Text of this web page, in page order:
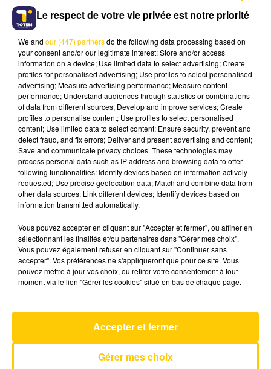
Fumigènes et portes-voix au programme de l'avant-
soirée de la demi-finale à Brive contre Montauban
Crédit :Stéphane Jacquemin © 2025 Totem
LES DERNIERES INFOS
Le respect de votre vie privée est notre priorité
We and our (447) partnersdo the following data processing based on
your consent and/or our legitimate interest: Store and/or access
information on a device; Use limited data to select advertising; Create
profiles for personalised advertising; Use profiles to select personalised
advertising; Measure advertising performance; Measure content
performance; Understand audiences through statistics or combinations
of data from different sources; Develop and improve services; Create
profiles to personalise content; Use profiles to select personalised
content; Use limited data to select content; Ensure security, prevent and
detect fraud, and fix errors; Deliver and present advertising and content;
Save and communicate privacy choices. These technologies may
process personal data such as IP address and browsing data to offer
following functionalities: Identify devices based on information actively
requested; Use precise geolocation data; Match and combine data from
other data sources; Link different devices; Identify devices based on
information transmitted automatically.
Vous pouvez accepter en cliquant sur "Accepter et fermer", ou affiner en
sélectionnant les finalités et/ou partenaires dans "Gérer mes choix".
Vous pouvez également refuser en cliquant sur "Continuer sans
accepter". Vos préférences ne s'appliqueront que pour ce site. Vous
pouvez mettre à jour vos choix, ou retirer votre consentement à tout
moment via le lien "Gérer les cookies" situé en bas de chaque page.
Gérer mes choix
Accepter et fermer